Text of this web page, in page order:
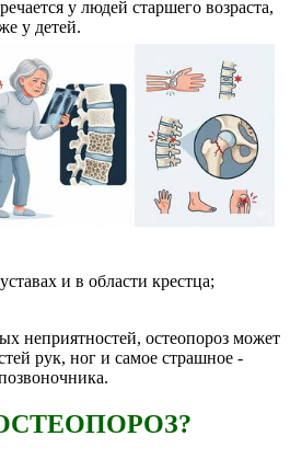
у людей старшего возраста,
у детей.
и в области крестца;
неприятностей, остеопороз может
рук, ног и самое страшное -